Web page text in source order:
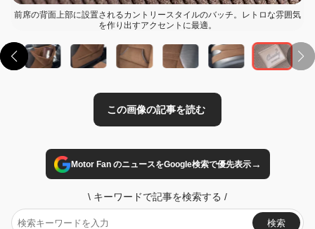
前席の背面上部に設置されるカントリースタイルのバッチ。レトロな雰囲気
を作り出すアクセントに最適。
この画像の記事を読む
Motor Fan のニュースをGoogle検索で優先表示→
\ キーワードで記事を検索する /
検索